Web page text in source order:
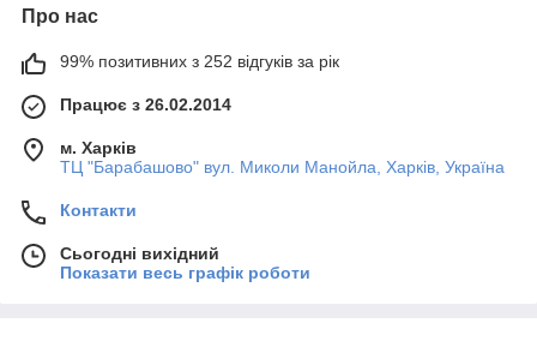
Про нас
99% позитивних з 252 відгуків за рік
Працює з 26.02.2014
м. Харків
ТЦ "Барабашово" вул. Миколи Манойла, Харків, Україна
Контакти
Сьогодні вихідний
Показати весь графік роботи